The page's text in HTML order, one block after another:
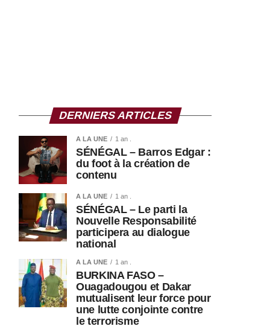
DERNIERS ARTICLES
A LA UNE 1 an .
SÉNÉGAL – Barros Edgar :
du foot à la création de
contenu
A LA UNE 1 an .
SÉNÉGAL – Le parti la
Nouvelle Responsabilité
participera au dialogue
national
A LA UNE 1 an .
BURKINA FASO –
Ouagadougou et Dakar
mutualisent leur force pour
une lutte conjointe contre
le terrorisme